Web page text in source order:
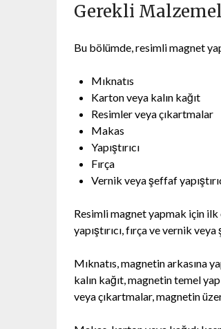
Gerekli
Bu bölümde, resimli magnet
Mıknatıs
Karton veya kalın kağıt
Resimler veya çıkartmalar
Makas
Yapıştırıcı
Fırça
Vernik veya şeffaf
Resimli magnet yapmak için ilk
yapıştırıcı, fırça ve vernik
Mıknatıs, magnetin arkasına
kalın kağıt, magnetin temel
veya çıkartmalar, magnetin